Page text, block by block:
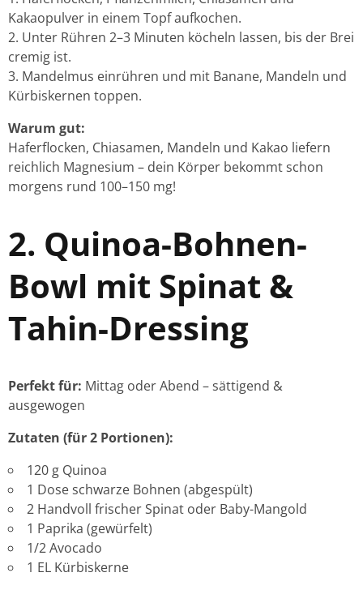
Kakaopulver in einem Topf aufkochen.
Unter Rühren 2–3 Minuten köcheln lassen, bis der Brei
cremig ist.
Mandelmus einrühren und mit Banane, Mandeln und
Kürbiskernen toppen.
Warum gut:
Haferflocken, Chiasamen, Mandeln und Kakao liefern
reichlich Magnesium – dein Körper bekommt schon
morgens rund 100–150 mg!
2. Quinoa-Bohnen-
Bowl mit Spinat &
Tahin-Dressing
Perfekt für: Mittag oder Abend – sättigend &
ausgewogen
Zutaten (für 2 Portionen):
120 g Quinoa
1 Dose schwarze Bohnen (abgespült)
2 Handvoll frischer Spinat oder Baby-Mangold
1 Paprika (gewürfelt)
1/2 Avocado
1 EL Kürbiskerne